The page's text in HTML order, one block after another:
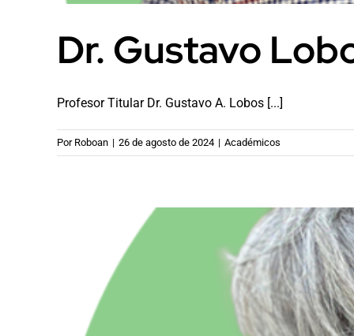
Dr. Gustavo
Profesor Titular Dr. Gustavo A. Lobos [...]
Por Roboan | 26 de agosto de 2024 | Académicos